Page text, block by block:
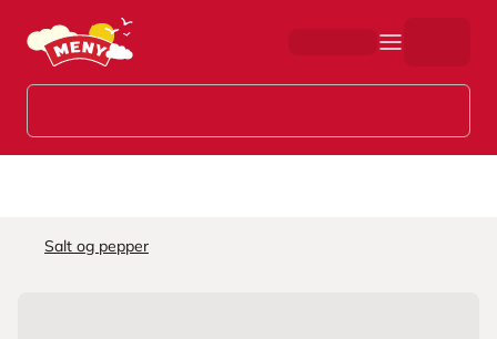
Hopp til hovedinnhold
Salt og pepper